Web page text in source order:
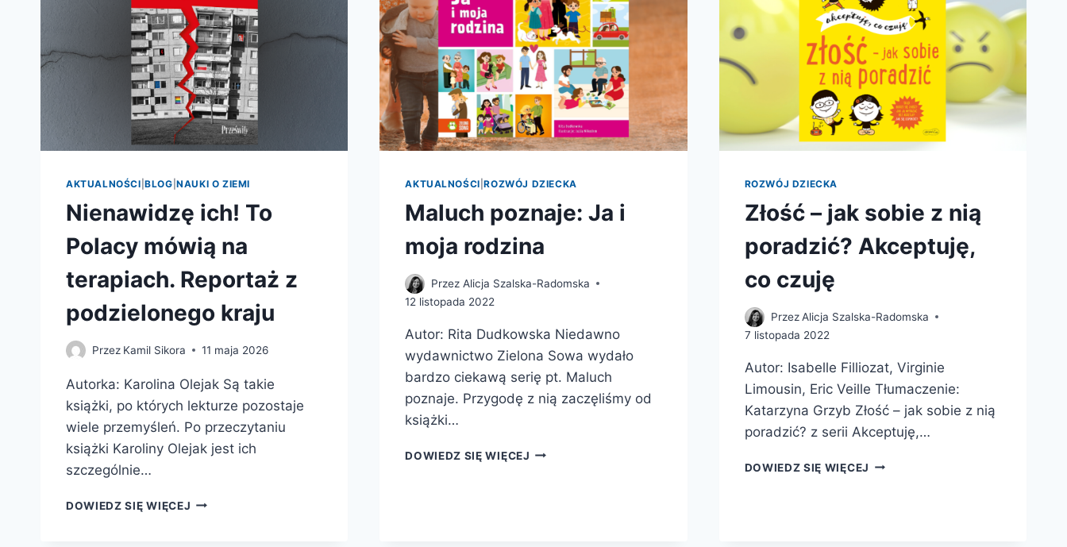
AKTUALNOŚCI |BLOG |NAUKI O ZIEMI
Nienawidzę ich! To
Polacy mówią na
terapiach. Reportaż z
podzielonego kraju
Przez Kamil Sikora 11 maja 2026
Autorka: Karolina Olejak Są takie
książki, po których lekturze pozostaje
wiele przemyśleń. Po przeczytaniu
książki Karoliny Olejak jest ich
szczególnie…
DOWIEDZ SIĘ WIĘCEJ NIENAWIDZĘ
AKTUALNOŚCI |ROZWÓJ DZIECKA
Maluch poznaje: Ja i
moja rodzina
Przez Alicja Szalska-Radomska
12 listopada 2022
Autor: Rita Dudkowska Niedawno
wydawnictwo Zielona Sowa wydało
bardzo ciekawą serię pt. Maluch
poznaje. Przygodę z nią zaczęliśmy od
książki…
DOWIEDZ SIĘ WIĘCEJ MALUCH
ROZWÓJ DZIECKA
Złość – jak sobie z nią
poradzić? Akceptuję,
co czuję
Przez Alicja Szalska-Radomska
7 listopada 2022
Autor: Isabelle Filliozat, Virginie
Limousin, Eric Veille Tłumaczenie:
Katarzyna Grzyb Złość – jak sobie z nią
poradzić? z serii Akceptuję,…
DOWIEDZ SIĘ WIĘCEJ ZŁOŚĆ